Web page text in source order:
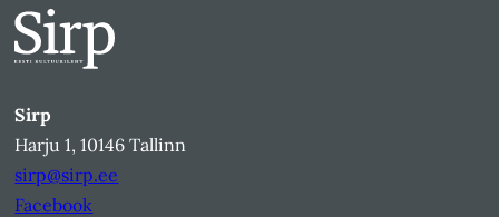
Sirp
Harju 1, 10146 Tallinn
sirp@sirp.ee
Facebook